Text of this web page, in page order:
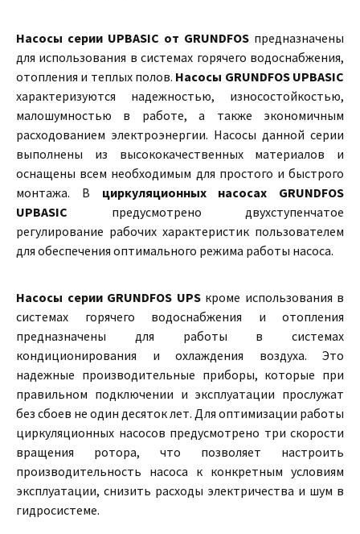
Насосы серии UPBASIC от GRUNDFOS предназначены
для использования в системах горячего водоснабжения,
отопления и теплых полов. Насосы GRUNDFOS UPBASIC
характеризуются надежностью, износостойкостью,
малошумностью в работе, а также экономичным
расходованием электроэнергии. Насосы данной серии
выполнены из высококачественных материалов и
оснащены всем необходимым для простого и быстрого
монтажа. В циркуляционных насосах GRUNDFOS
UPBASIC предусмотрено двухступенчатое
регулирование рабочих характеристик пользователем
для обеспечения оптимального режима работы насоса.
Насосы серии GRUNDFOS UPSкроме использования в
системах горячего водоснабжения и отопления
предназначены для работы в системах
кондиционирования и охлаждения воздуха. Это
надежные производительные приборы, которые при
правильном подключении и эксплуатации прослужат
без сбоев не один десяток лет. Для оптимизации работы
циркуляционных насосов предусмотрено три скорости
вращения ротора, что позволяет настроить
производительность насоса к конкретным условиям
эксплуатации, снизить расходы электричества и шум в
гидросистеме.